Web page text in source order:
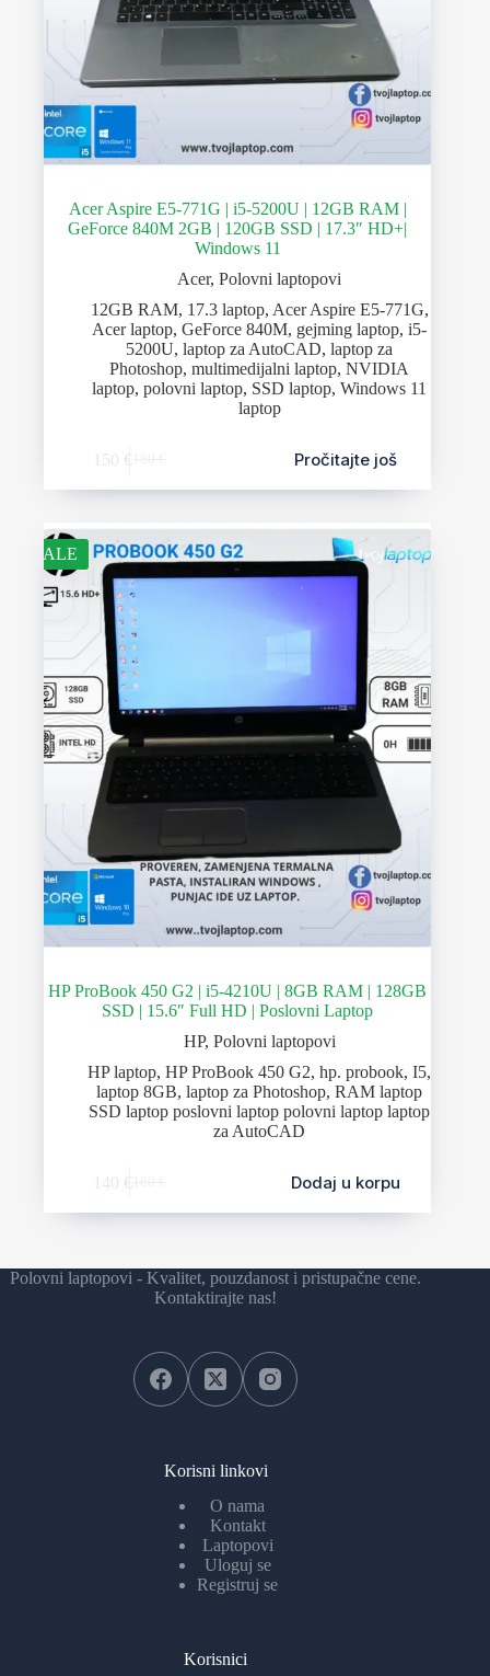
Acer Aspire E5-771G | i5-5200U | 12GB RAM |
GeForce 840M 2GB | 120GB SSD | 17.3″ HD+|
Windows 11
Acer,Polovni laptopovi
12GB RAM, 17.3 laptop, Acer Aspire E5-771G,
Acer laptop,GeForce 840M, gejming laptop,i5-
5200U,laptop za AutoCAD,laptop za
Photoshop,multimedijalni laptop,NVIDIA
laptop,polovni laptop, SSD laptop,Windows 11
laptop
150 € Pročitajte još
SALE
HP ProBook 450 G2 | i5-4210U | 8GB RAM | 128GB
SSD | 15.6″ Full HD | Poslovni Laptop
HP, Polovni laptopovi
HP laptop,HP ProBook 450 G2,hp. probook,I5,
laptop 8GB,laptop za Photoshop,RAM laptop
SSD laptop poslovni laptop polovni laptop laptop
za AutoCAD
140 € Dodaj u korpu
Polovni laptopovi - Kvalitet, pouzdanost i pristupačne cene.
Kontaktirajte nas!
Korisni linkovi
O nama
Kontakt
Laptopovi
Uloguj se
Registruj se
Korisnici